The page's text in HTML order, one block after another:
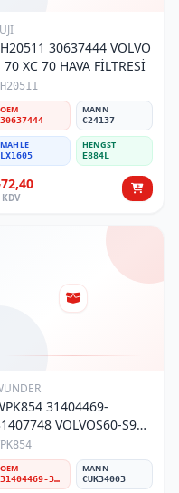
30637444 VOLVO
70 XC 70 HAVA FİLTRESİ
OEM
30637444
MANN
C24137
MAHLE
LX1605
HENGST
E884L
31404469-
VOLVOS60-S90-
V90-XC60-XC90 2,0
FİLTRESİ
OEM
31404469-31407748
MANN
CUK34003